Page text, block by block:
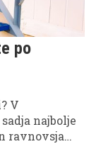
po
V
najbolje
ravnovsja